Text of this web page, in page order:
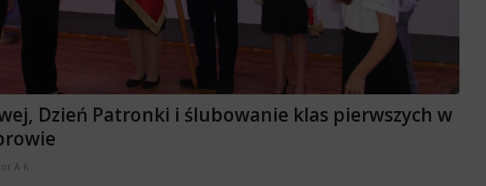
Dzień Patronki i ślubowanie klas pierwszych w
A K